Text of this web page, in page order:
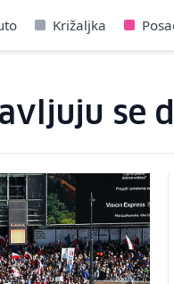
Križaljka
se